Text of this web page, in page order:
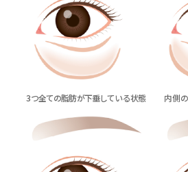
3つ全ての脂肪が下垂している状態 内側